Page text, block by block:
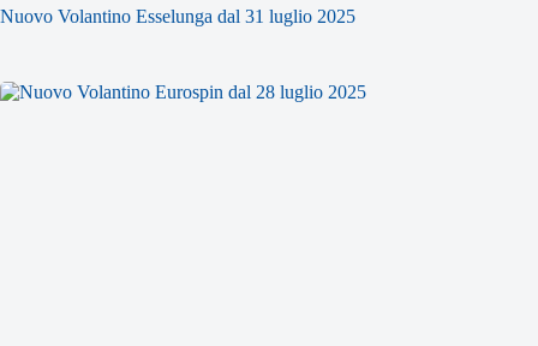
Nuovo Volantino Esselunga dal 31 luglio 2025